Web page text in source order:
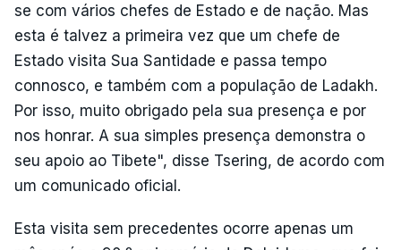
se com vários chefes de Estado e de nação. Mas
esta é talvez a primeira vez que um chefe de
Estado visita Sua Santidade e passa tempo
connosco, e também com a população de Ladakh.
Por isso, muito obrigado pela sua presença e por
nos honrar. A sua simples presença demonstra o
seu apoio ao Tibete", disse Tsering, de acordo com
um comunicado oficial.
Esta visita sem precedentes ocorre apenas um